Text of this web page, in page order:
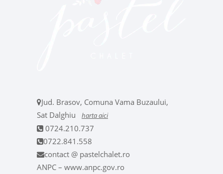
Jud. Brasov, Comuna Vama Buzaului,
Sat Dalghiu
harta aici
0724.210.737
0722.841.558
contact @ pastelchalet.ro
ANPC – www.anpc.gov.ro